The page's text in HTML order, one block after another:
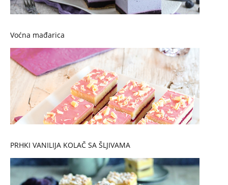
Voćna mađarica
PRHKI VANILIJA KOLAČ SA ŠLJIVAMA